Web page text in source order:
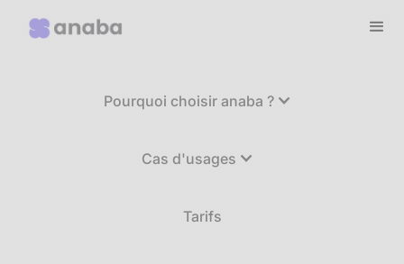
Pourquoi choisir anaba ?
Cas d'usages
Tarifs